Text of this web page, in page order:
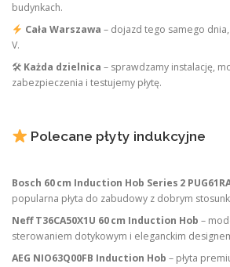
budynkach.
Cała Warszawa – dojazd tego samego
V.
🛠 Każda dzielnica – sprawdzamy instalację,
zabezpieczenia i testujemy płytę.
Polecane płyty indukcyjne
Bosch 60 cm Induction Hob Series 2
popularna płyta do zabudowy z dobrym
Neff T36CA50X1U 60 cm Induction Hob –
sterowaniem dotykowym i eleganckim
AEG NIO63Q00FB Induction Hob – płyta